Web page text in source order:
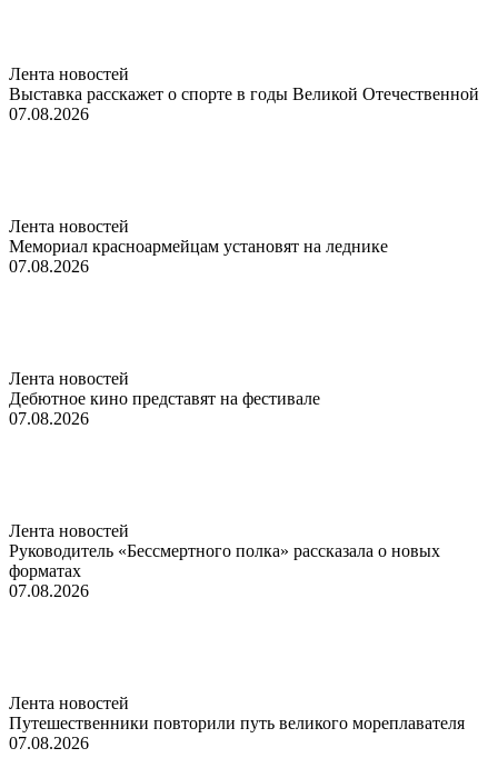
Лента новостей
Выставка расскажет о спорте в годы Великой Отечественной
07.08.2026
Лента новостей
Мемориал красноармейцам установят на леднике
07.08.2026
Лента новостей
Дебютное кино представят на фестивале
07.08.2026
Лента новостей
Руководитель «Бессмертного полка» рассказала о новых
форматах
07.08.2026
Лента новостей
Путешественники повторили путь великого мореплавателя
07.08.2026